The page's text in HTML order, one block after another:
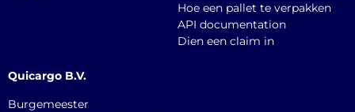
Hoe een pallet te verpakken
API documentation
Dien een claim in
Quicargo B.V.
Burgemeester